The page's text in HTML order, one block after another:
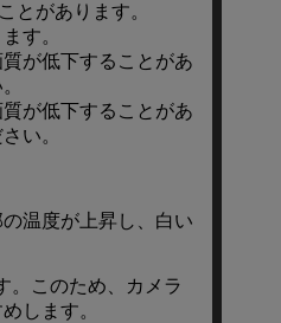
とがあります。
す。
が低下することがあ
が低下することがあ
い。
温度が上昇し、白い
。このため、カメラ
します。